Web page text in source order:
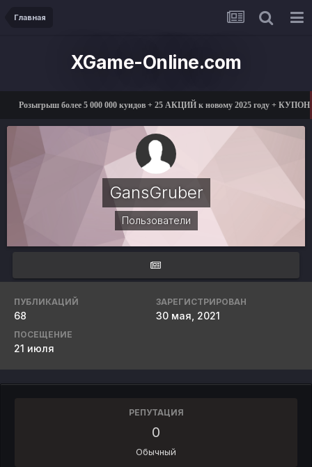
Главная
XGame-Online.com
Розыгрыш более 5 000 000 куидов + 25 АКЦИЙ к новому 2025 году +
GansGruber
Пользователи
ПУБЛИКАЦИЙ
68
ЗАРЕГИСТРИРОВАН
30 мая, 2021
ПОСЕЩЕНИЕ
21 июля
РЕПУТАЦИЯ
0
Обычный